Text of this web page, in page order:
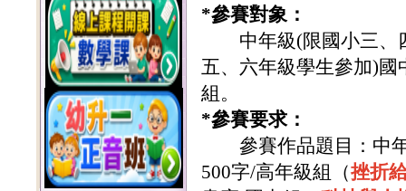
*參賽對象：
中年級(限國小三、
五、六年級學生參加)國
組 。
*參賽要求：
參賽作品題目： 中
500字/高年級組（挫折